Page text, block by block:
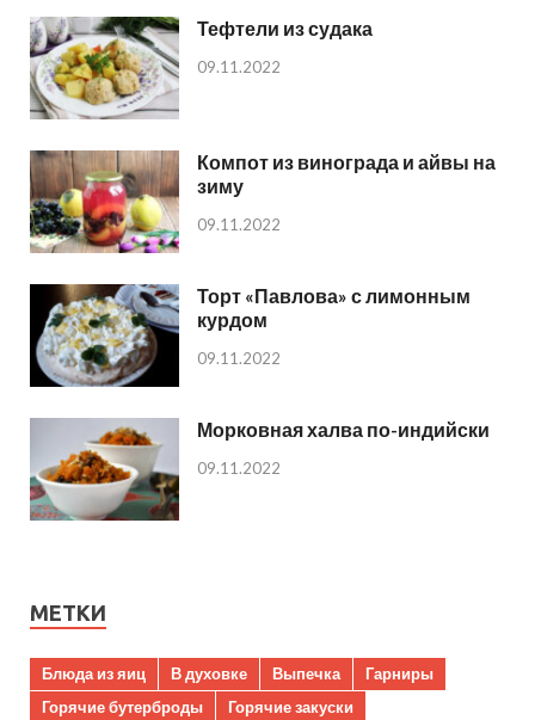
Тефтели из судака
09.11.2022
Компот из винограда и айвы на
зиму
09.11.2022
Торт «Павлова» с лимонным
курдом
09.11.2022
Морковная халва по-индийски
09.11.2022
МЕТКИ
Блюда из яиц В духовке Выпечка
Гарниры
Горячие бутерброды
Горячие закуски